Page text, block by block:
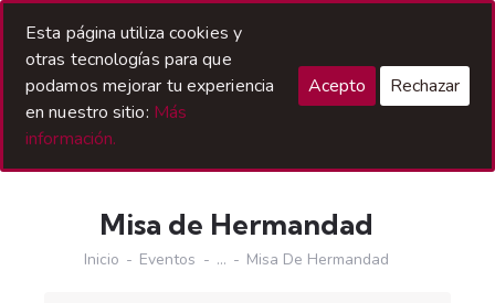
Misa de Hermandad
Inicio Eventos ... Misa De Hermandad
Esta página utiliza cookies y
otras tecnologías para que
podamos mejorar tu experiencia
en nuestro sitio: Más
información.
Acepto Rechazar